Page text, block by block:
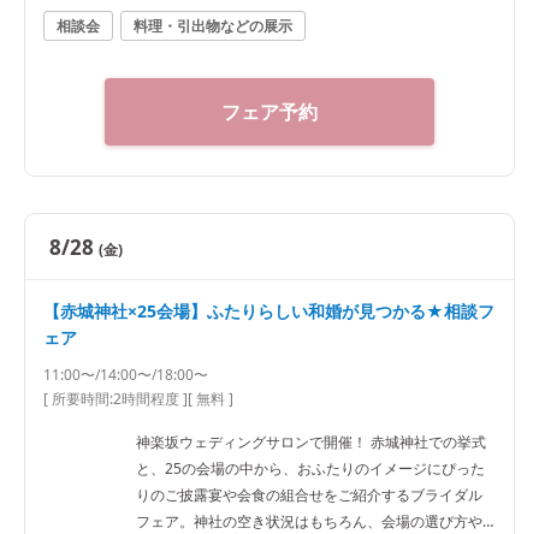
予算など、ご希望に合わせた“和”の結婚式をご提案いた
します。神社結婚式のプロに何でもご相談下さい！ ◆
0～20：00（火曜定休） 【アクセス】 JR線「飯田橋
駅」西口徒歩3分／東京メトロ東西線・有楽町線・南北
相談会 料理・引出物などの展示
フェア予約
8/28 (金)
【赤城神社×25会場】ふたりらしい和婚が見つかる★相談フ
ェア
11:00〜/14:00〜/18:00〜
[ 所要時間:2時間程度][ 無料 ]
神楽坂ウェディングサロンで開催！ 赤城神社での挙式
と、25の会場の中から、おふたりのイメージにぴった
りのご披露宴や会食の組合せをご紹介するブライダル
フェア。神社の空き状況はもちろん、会場の選び方や